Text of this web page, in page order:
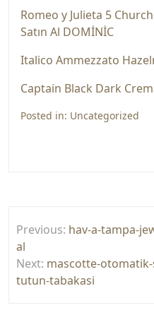
Romeo y Julieta 5
Satın Al DOMİNİC
Italico Ammezzato
Captain Black Dark
Posted in: Uncategorized
gezinmesi
Previous: hav-a-tampa-
al
Next: mascotte-
tutun-tabakasi